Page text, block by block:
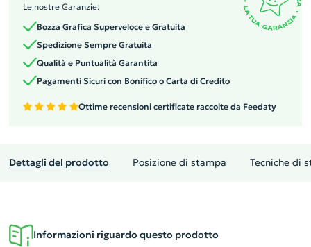
Le nostre Garanzie:
Bozza Grafica Superveloce e Gratuita
Spedizione Sempre Gratuita
Qualità e Puntualità Garantita
Pagamenti Sicuri con Bonifico o Carta di Credito
Ottime recensioni certificate raccolte da Feedaty
Dettagli del prodotto Posizione di stampa Tecniche di
Informazioni riguardo questo prodotto